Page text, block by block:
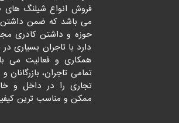
فروش انواع شیلنگ های
می باشد که ضمن داشتن
حوزه و داشتن کادری
دارد با تاجران بسیاری
همکاری و فعالیت می
تمامی تاجران،
تجاری را در داخل و
ممکن و مناسب ترین